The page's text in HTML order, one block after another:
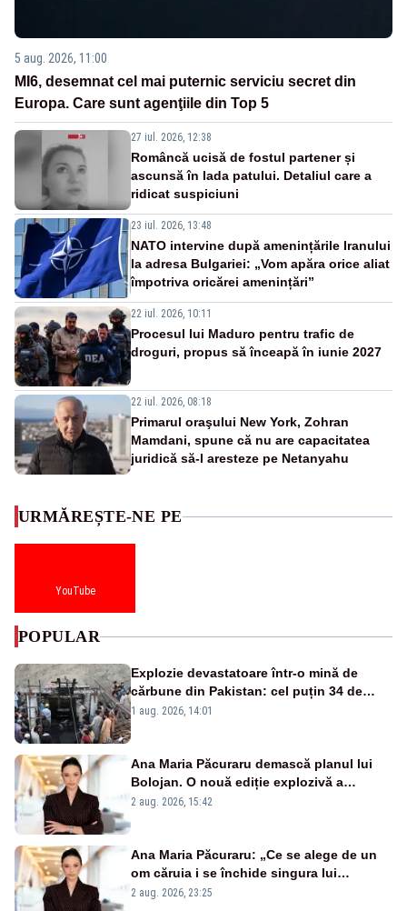
5 aug. 2026, 11:00
MI6, desemnat cel mai puternic serviciu secret din
Europa. Care sunt agenţiile din Top 5
27 iul. 2026, 12:38
Româncă ucisă de fostul partener și
ascunsă în lada patului. Detaliul care a
ridicat suspiciuni
23 iul. 2026, 13:48
NATO intervine după amenințările Iranului
la adresa Bulgariei: „Vom apăra orice aliat
împotriva oricărei amenințări”
22 iul. 2026, 10:11
Procesul lui Maduro pentru trafic de
droguri, propus să înceapă în iunie 2027
22 iul. 2026, 08:18
Primarul oraşului New York, Zohran
Mamdani, spune că nu are capacitatea
juridică să-l aresteze pe Netanyahu
URMĂREȘTE-NE PE
YouTube
POPULAR
Explozie devastatoare într-o mină de
cărbune din Pakistan: cel puțin 34 de
morți - VIDEO
1 aug. 2026, 14:01
Ana Maria Păcuraru demască planul lui
Bolojan. O nouă ediție explozivă a
emisiunii „Miza Zilei” la Realitatea PLUS
2 aug. 2026, 15:42
Ana Maria Păcuraru: „Ce se alege de un
om căruia i se închide singura lui
portiță?”
2 aug. 2026, 23:25